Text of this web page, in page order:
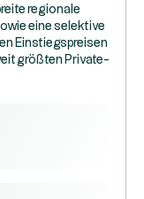
regionale
eine selektive
Einstiegspreisen
größten Private-